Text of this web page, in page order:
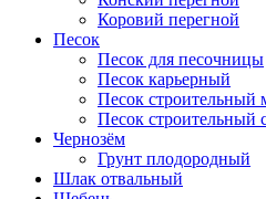
Коровий перегной
Песок
Песок для песочницы
Песок карьерный
Песок строительный
Песок строительный
Чернозём
Грунт плодородный
Шлак отвальный